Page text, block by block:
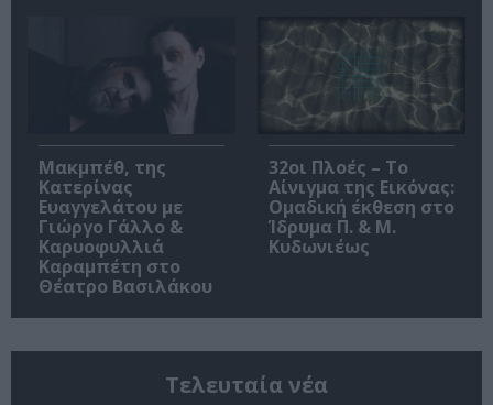
Μακμπέθ, της
Κατερίνας
Ευαγγελάτου με
Γιώργο Γάλλο &
Καρυοφυλλιά
Καραμπέτη στο
Θέατρο Βασιλάκου
32οι Πλοές – Το
Αίνιγμα της Εικόνας:
Ομαδική έκθεση στο
Ίδρυμα Π. & Μ.
Κυδωνιέως
Τελευταία νέα